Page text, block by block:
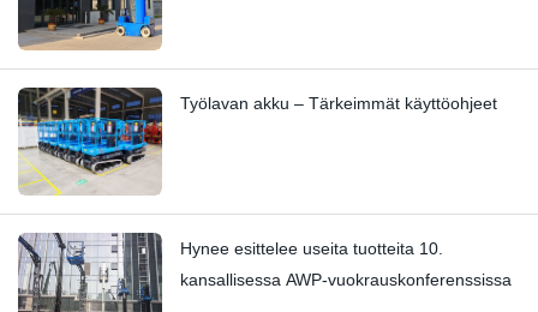
Työlavan akku – Tärkeimmät käyttöohjeet
Hynee esittelee useita tuotteita 10.
kansallisessa AWP-vuokrauskonferenssissa